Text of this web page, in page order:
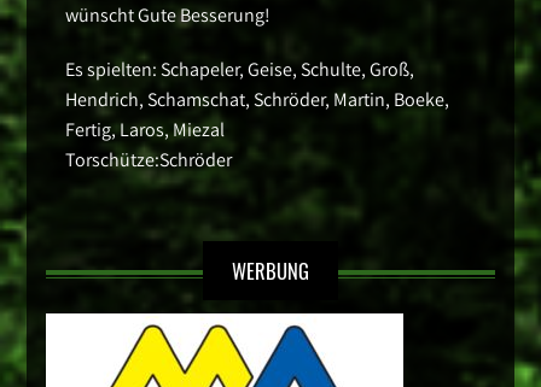
wünscht Gute Besserung!
Es spielten: Schapeler, Geise, Schulte, Groß,
Hendrich, Schamschat, Schröder, Martin, Boeke,
Fertig, Laros, Miezal
Torschütze:Schröder
WERBUNG